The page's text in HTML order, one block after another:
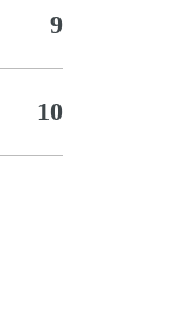
9
10